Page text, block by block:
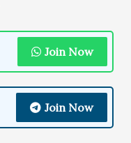
Join Now
Join Now